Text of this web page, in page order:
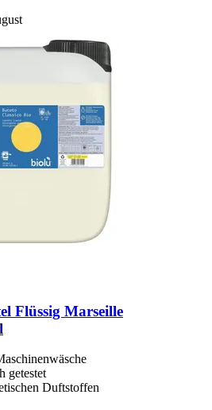
Flüssig Marseille
getestet
Duftstoffen